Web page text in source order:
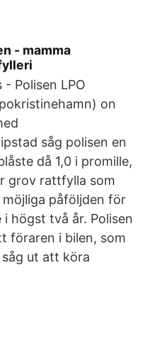
- mamma
Polisen LPO
on
såg polisen en
då 1,0 i promille,
grov rattfylla som
påföljden för
högst två år. Polisen
föraren i bilen, som
ut att köra